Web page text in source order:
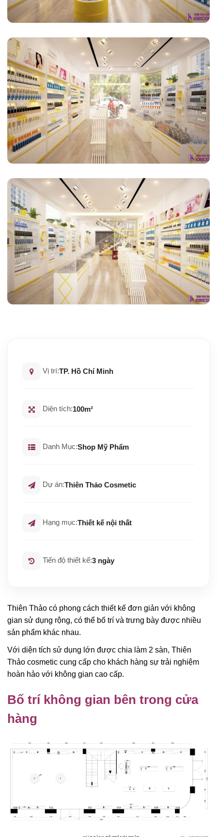
Vị trí:TP. Hồ Chí Minh
Diện tích:100m²
Danh Mục:Shop Mỹ Phẩm
Dự án:Thiên Thảo Cosmetic
Hạng mục:Thiết kế nội thất
Tiến độ thiết kế:3 ngày
Thiên Thảo có phong cách thiết kế đơn giản với không
gian sử dụng rộng, có thể bố trí và trưng bày được nhiều
sản phẩm khác nhau.
Với diện tích sử dụng lớn được chia làm 2 sàn, Thiên
Thảo cosmetic cung cấp cho khách hàng sự trải nghiệm
hoàn hảo với không gian cao cấp.
Bố trí không gian bên trong cửa
hàng